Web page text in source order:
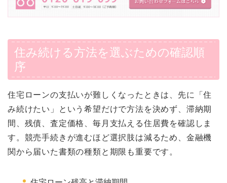
住み続ける方法を選ぶための確認順
序
住宅ローンの支払いが難しくなったときは、先に「住
み続けたい」という希望だけで方法を決めず、滞納期
間、残債、査定価格、毎月支払える住居費を確認しま
す。競売手続きが進むほど選択肢は減るため、金融機
関から届いた書類の種類と期限も重要です。